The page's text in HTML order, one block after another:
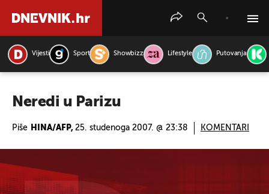
Vijesti Sport Showbizz Lifestyle Putovanja
Neredi u Parizu
Piše HINA/AFP, 25. studenoga 2007. @ 23:38 KOMENTARI
PRETRAŽITE VIJESTI